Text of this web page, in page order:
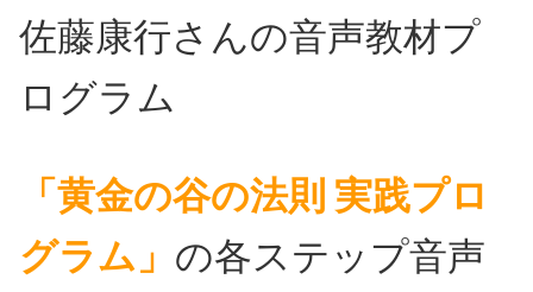
佐藤康行さんの音声教材プ
ログラム
「黄金の谷の法則 実践プロ
グラム」 の各ステップ音声